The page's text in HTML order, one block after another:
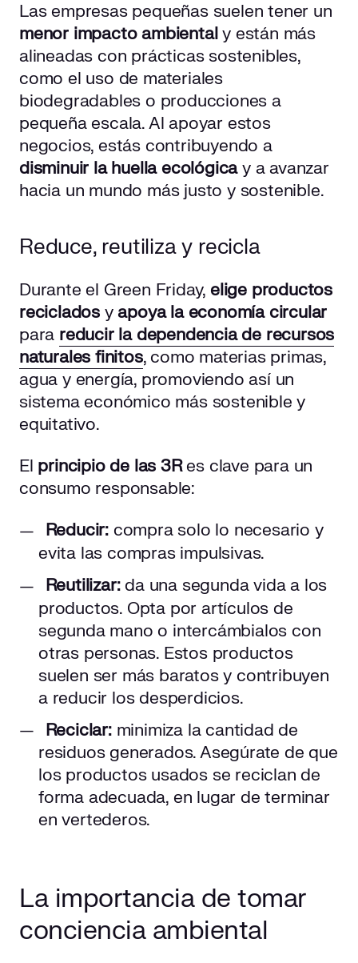
Las empresas pequeñas suelen tener un
menor impacto ambientaly están más
alineadas con prácticas sostenibles,
como el uso de materiales
biodegradables o producciones a
pequeña escala. Al apoyar estos
negocios, estás contribuyendo a
disminuir la huella ecológicay a avanzar
hacia un mundo más justo y sostenible.
Reduce, reutiliza y recicla
Durante el Green Friday, elige productos
reciclados yapoya la economía circular
para reducir la dependencia de recursos
naturales finitos, como materias primas,
agua y energía, promoviendo así un
sistema económico más sostenible y
equitativo.
El principio de las 3Res clave para un
consumo responsable:
Reducir: compra solo lo necesario y
evita las compras impulsivas.
Reutilizar: da una segunda vida a los
productos. Opta por artículos de
segunda mano o intercámbialos con
otras personas. Estos productos
suelen ser más baratos y contribuyen
a reducir los desperdicios.
Reciclar: minimiza la cantidad de
residuos generados. Asegúrate de que
los productos usados se reciclan de
forma adecuada, en lugar de terminar
en vertederos.
La importancia de tomar
conciencia ambiental